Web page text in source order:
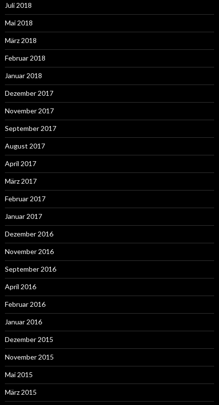
Juli 2018
Mai 2018
März 2018
Februar 2018
Januar 2018
Dezember 2017
November 2017
September 2017
August 2017
April 2017
März 2017
Februar 2017
Januar 2017
Dezember 2016
November 2016
September 2016
April 2016
Februar 2016
Januar 2016
Dezember 2015
November 2015
Mai 2015
März 2015